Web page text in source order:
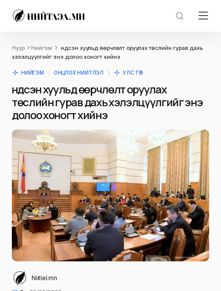
Нүүр Нийгэм
Үндсэн хуульд өөрчлөлт оруулах төслийн гурав дахь
хэлэлцүүлгийг энэ долоо хоногт хийнэ
НИЙГЭМ ОНЦЛОХ НИЙТЛЭЛ УЛС ТӨР
Үндсэн хуульд өөрчлөлт оруулах
төслийн гурав дахь хэлэлцүүлгийг энэ
долоо хоногт хийнэ
Niitlel.mn